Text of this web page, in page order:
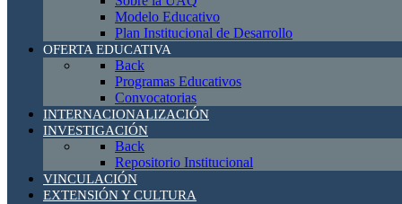
Modelo Educativo
Plan Institucional de Desarrollo
OFERTA EDUCATIVA
Back
Programas Educativos
Convocatorias
INTERNACIONALIZACIÓN
INVESTIGACIÓN
Back
Repositorio Institucional
VINCULACIÓN
EXTENSIÓN Y CULTURA